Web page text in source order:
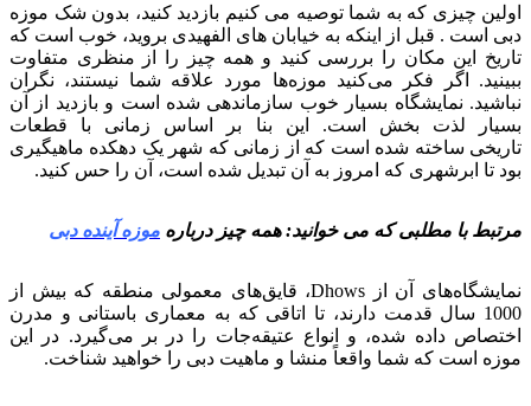
اولین چیزی که به شما توصیه می کنیم بازدید کنید، بدون شک موزه
دبی است . قبل از اینکه به خیابان های الفهیدی بروید، خوب است که
تاریخ این مکان را بررسی کنید و همه چیز را از منظری متفاوت
ببینید. اگر فکر می‌کنید موزه‌ها مورد علاقه شما نیستند، نگران
نباشید. نمایشگاه بسیار خوب سازماندهی شده است و بازدید از آن
بسیار لذت بخش است. این بنا بر اساس زمانی با قطعات
تاریخی ساخته شده است که از زمانی که شهر یک دهکده ماهیگیری
بود تا ابرشهری که امروز به آن تبدیل شده است، آن را حس کنید.
مرتبط با مطلبی که می خوانید: همه چیز درباره موزه آینده دبی
نمایشگاه‌های آن از Dhows، قایق‌های معمولی منطقه که بیش از
1000 سال قدمت دارند، تا اتاقی که به معماری باستانی و مدرن
اختصاص داده شده، و انواع عتیقه‌جات را در بر می‌گیرد. در این
موزه است که شما واقعاً منشا و ماهیت دبی را خواهید شناخت.